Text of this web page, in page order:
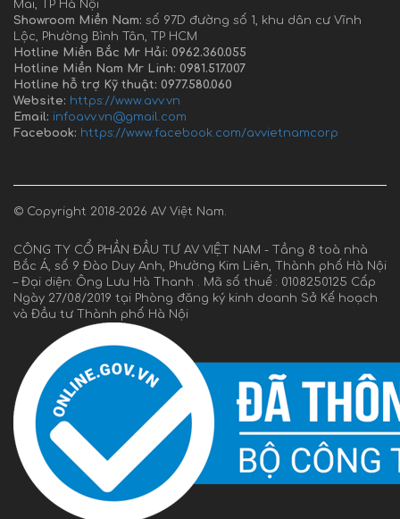
Mai, TP Hà Nội
Showroom Miền Nam: số 97D đường số 1, khu dân cư Vĩnh
Lộc, Phường Bình Tân, TP HCM
Hotline Miền Bắc Mr Hải: 0962.360.055
Hotline Miền Nam Mr Linh: 0981.517.007
Hotline hỗ trợ Kỹ thuật: 0977.580.060
Website: https://www.avv.vn
Email: infoavv.vn@gmail.com
Facebook: https://www.facebook.com/avvietnamcorp
© Copyright 2018-2026 AV Việt Nam.
CÔNG TY CỔ PHẦN ĐẦU TƯ AV VIỆT NAM - Tầng 8 toà nhà
Bắc Á, số 9 Đào Duy Anh, Phường Kim Liên, Thành phố Hà Nội
– Đại diện: Ông Lưu Hà Thanh . Mã số thuế : 0108250125 Cấp
Ngày 27/08/2019 tại Phòng đăng ký kinh doanh Sở Kế hoạch
và Đầu tư Thành phố Hà Nội